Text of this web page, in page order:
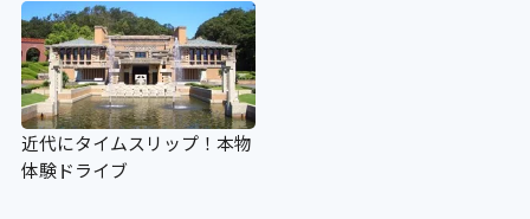
近代にタイムスリップ！本物
体験ドライブ